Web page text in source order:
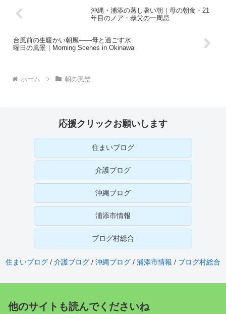
沖縄・浦添の蒸し暑い朝｜母の朝食・21
年目のノア・叔父の一周忌
台風前の生暖かい朝風——母と過ごす水
曜日の風景｜Morning Scenes in Okinawa
ホーム 朝の風景
応援クリックお願いします
住まいブログ
介護ブログ
沖縄ブログ
浦添市情報
ブログ村総合
住まいブログ / 介護ブログ / 沖縄ブログ / 浦添市情報 / ブログ村総合
他のサイトも読んでくださいね